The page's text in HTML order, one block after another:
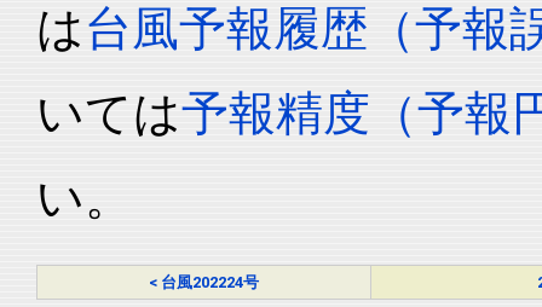
は台風予報履歴（予報
いては予報精度（予報
い。
< 台風202224号